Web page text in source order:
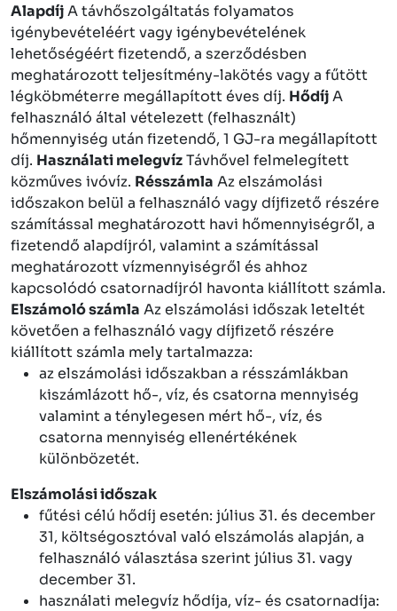
AlapdíjA távhőszolgáltatás folyamatos
igénybevételéért vagy igénybevételének
lehetőségéért fizetendő, a szerződésben
meghatározott teljesítmény-lakötés vagy a fűtött
légköbméterre megállapított éves díj. HődíjA
felhasználó által vételezett (felhasznált)
hőmennyiség után fizetendő, 1 GJ-ra megállapított
díj. Használati melegvízTávhővel felmelegített
közműves ivóvíz. Résszámla Az elszámolási
időszakon belül a felhasználó vagy díjfizető részére
számítással meghatározott havi hőmennyiségről, a
fizetendő alapdíjról, valamint a számítással
meghatározott vízmennyiségről és ahhoz
kapcsolódó csatornadíjról havonta kiállított számla.
Elszámoló számla Az elszámolási időszak leteltét
követően a felhasználó vagy díjfizető részére
kiállított számla mely tartalmazza:
az elszámolási időszakban a résszámlákban
kiszámlázott hő-, víz, és csatorna mennyiség
valamint a ténylegesen mért hő-, víz, és
csatorna mennyiség ellenértékének
különbözetét.
Elszámolási időszak
fűtési célú hődíj esetén: július 31. és december
31, költségosztóval való elszámolás alapján, a
felhasználó választása szerint július 31. vagy
december 31.
használati melegvíz hődíja, víz- és csatornadíja: